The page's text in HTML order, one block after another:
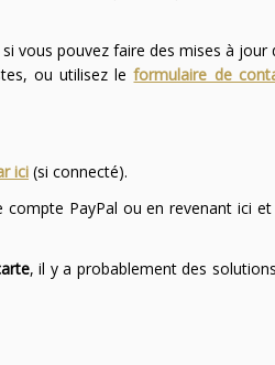
vous pouvez faire des mises à
ou utilisez leformulaire de
ici(si connecté).
PayPal ou en revenant ici
, il y a probablement des